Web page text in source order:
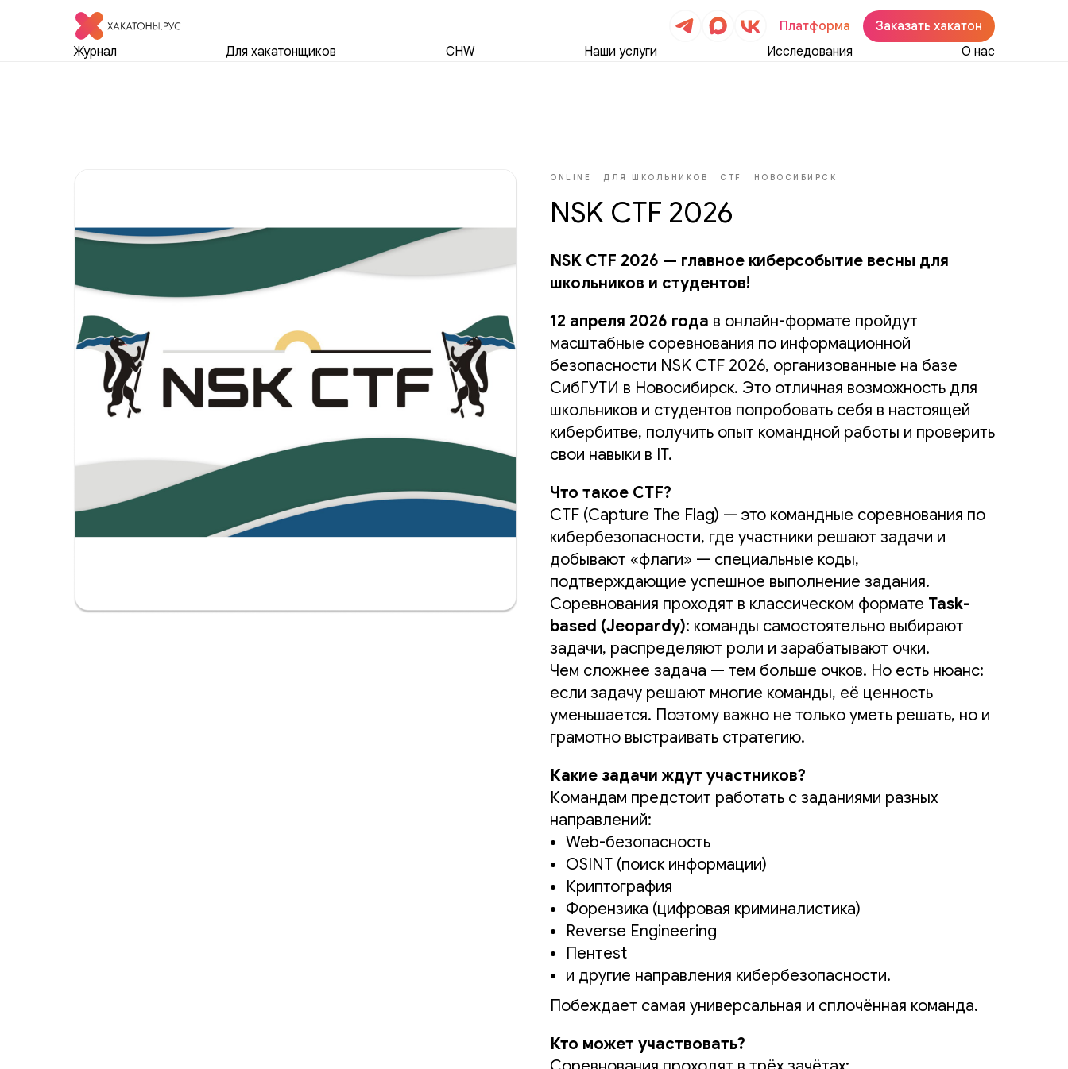
Платформа
Заказать хакатон
Журнал
Для хакатонщиков CHW Наши услуги Исследования О нас
ONLINE ДЛЯ ШКОЛЬНИКОВ CTF НОВОСИБИРСК
NSK CTF 2026
NSK CTF 2026 — главное киберсобытие весны для
школьников и студентов!
12 апреля 2026 года в онлайн-формате пройдут
масштабные соревнования по информационной
безопасности NSK CTF 2026, организованные на базе
СибГУТИ в Новосибирск. Это отличная возможность для
школьников и студентов попробовать себя в настоящей
кибербитве, получить опыт командной работы и проверить
свои навыки в IT.
Что такое CTF?
CTF (Capture The Flag) — это командные соревнования по
кибербезопасности, где участники решают задачи и
добывают «флаги» — специальные коды,
подтверждающие успешное выполнение задания.
Соревнования проходят в классическом формате Task-
based (Jeopardy): команды самостоятельно выбирают
задачи, распределяют роли и зарабатывают очки.
Чем сложнее задача — тем больше очков. Но есть нюанс:
если задачу решают многие команды, её ценность
уменьшается. Поэтому важно не только уметь решать, но и
грамотно выстраивать стратегию.
Какие задачи ждут участников?
Командам предстоит работать с заданиями разных
направлений:
Web-безопасность
OSINT (поиск информации)
Криптография
Форензика (цифровая криминалистика)
Reverse Engineering
Пентest
и другие направления кибербезопасности.
Побеждает самая универсальная и сплочённая команда.
Кто может участвовать?